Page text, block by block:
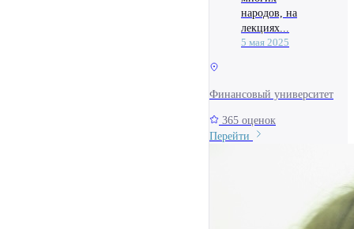
народов, на
лекциях...
5 мая 2025
Финансовый университет
365 оценок
Перейти